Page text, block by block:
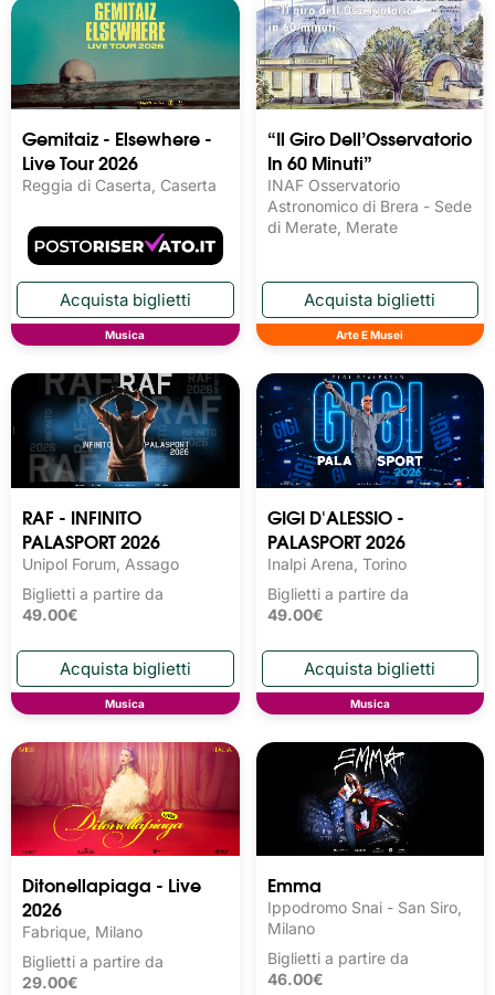
Gemitaiz - Elsewhere -
Live Tour 2026
Reggia di Caserta, Caserta
Musica
“Il Giro Dell’Osservatorio
In 60 Minuti”
INAF Osservatorio
Astronomico di Brera - Sede
di Merate, Merate
Arte E Musei
RAF - INFINITO
PALASPORT 2026
Unipol Forum, Assago
Biglietti a partire da
49.00€
Musica
GIGI D'ALESSIO -
PALASPORT 2026
Inalpi Arena, Torino
Biglietti a partire da
49.00€
Musica
Ditonellapiaga - Live
2026
Fabrique, Milano
Biglietti a partire da
29.00€
Emma
Ippodromo Snai - San Siro,
Milano
Biglietti a partire da
46.00€